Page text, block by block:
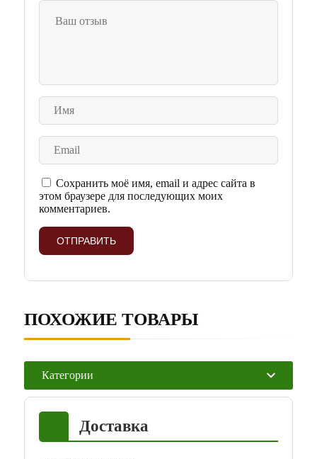
Категории
Доставка
Сохранить моё имя, email и адрес сайта в
этом браузере для последующих моих
комментариев.
ПОХОЖИЕ ТОВАРЫ